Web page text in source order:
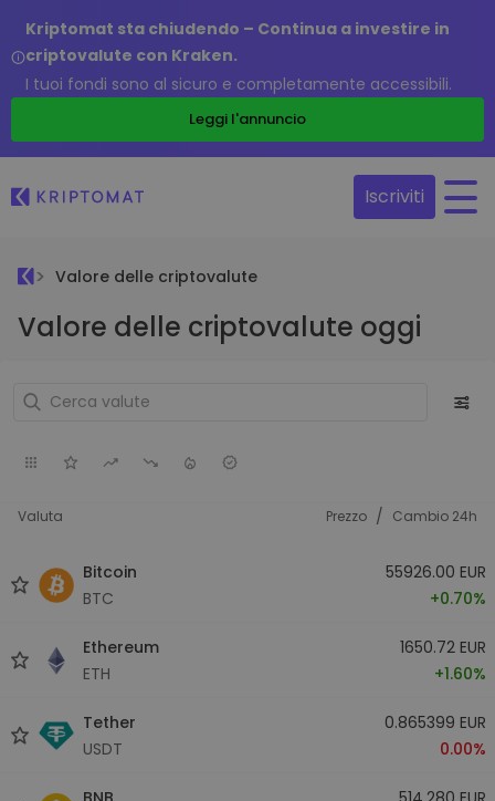
Kriptomat sta chiudendo – Continua a investire in
criptovalute con Kraken.
I tuoi fondi sono al sicuro e completamente accessibili.
Leggi l'annuncio
Iscriviti
Valore delle criptovalute
Valore delle criptovalute oggi
Valuta Prezzo / Cambio 24h
Bitcoin
BTC
55926.00 EUR
+0.70%
Ethereum
ETH
1650.72 EUR
+1.60%
Tether
USDT
0.865399 EUR
0.00%